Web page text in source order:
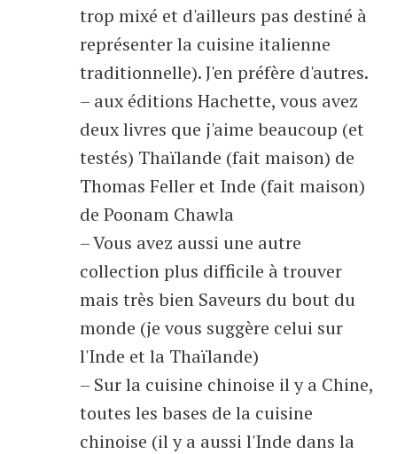
trop mixé et d'ailleurs pas destiné à
représenter la cuisine italienne
traditionnelle). J'en préfère d'autres.
– aux éditions Hachette, vous avez
deux livres que j'aime beaucoup (et
testés) Thaïlande (fait maison) de
Thomas Feller et Inde (fait maison)
de Poonam Chawla
– Vous avez aussi une autre
collection plus difficile à trouver
mais très bien Saveurs du bout du
monde (je vous suggère celui sur
l'Inde et la Thaïlande)
– Sur la cuisine chinoise il y a Chine,
toutes les bases de la cuisine
chinoise (il y a aussi l'Inde dans la